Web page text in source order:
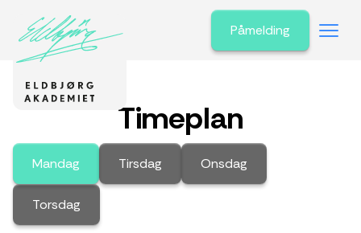
Påmelding
Timeplan
Mandag Tirsdag Onsdag
Torsdag